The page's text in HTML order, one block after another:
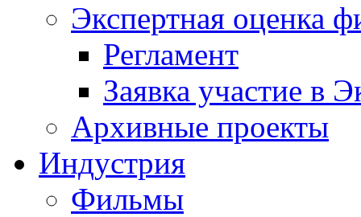
Экспертная оценка
Регламент
Заявка участие в
Архивные проекты
Индустрия
Фильмы